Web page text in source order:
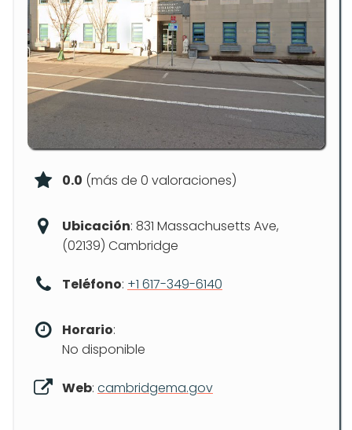
0.0 (más de 0 valoraciones)
Ubicación: 831 Massachusetts Ave,
(02139) Cambridge
Teléfono: +1 617-349-6140
Horario:
No disponible
Web: cambridgema.gov